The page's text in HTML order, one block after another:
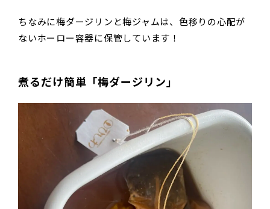
ちなみに梅ダージリンと梅ジャムは、色移りの心配が
ないホーロー容器に保管しています！
煮るだけ簡単「梅ダージリン」